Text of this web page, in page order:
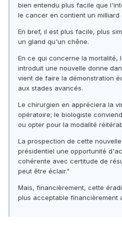
bien entendu plus facile que
le cancer en contient un milliard
En bref, il est plus facile, plus
un gland qu'un chêne.
En ce qui concerne la mortalité,
introduit une nouvelle donne
vient de faire la démonstration
aux stades avancés.
Le chirurgien en appréciera la
opératoire; le biologiste
ou opter pour la modalité
La prospection de cette
présidentiel une opportunité
cohérente avec certitude de
peut être éclair."
Mais, financièrement, cette
plus acceptable financièrement